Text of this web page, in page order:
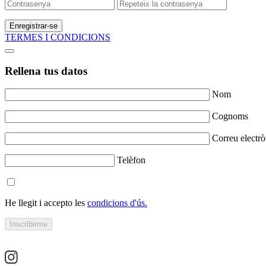
Enregistrar-se
TERMES I CONDICIONS
Rellena tus datos
Nom
Cognoms
Correu
Telèfon
He llegit i accepto les condicions d'ús.